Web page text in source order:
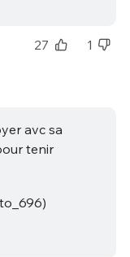
27 1
avc sa
tenir